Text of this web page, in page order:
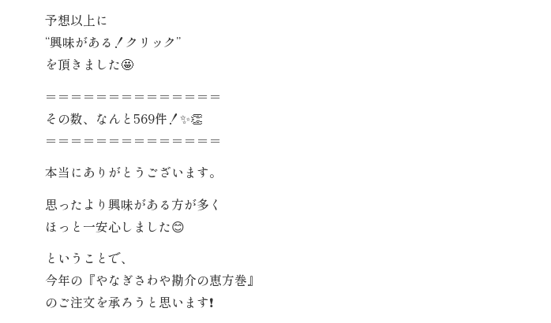
予想以上に
“興味がある！クリック”
を頂きました🤩
＝＝＝＝＝＝＝＝＝＝＝＝＝＝
その数、なんと569件！✨👏
＝＝＝＝＝＝＝＝＝＝＝＝＝＝
本当にありがとうございます。
思ったより興味がある方が多く
ほっと一安心しました😊
ということで、
今年の『やなぎさわや勘介の恵方巻』
のご注文を承ろうと思います❗